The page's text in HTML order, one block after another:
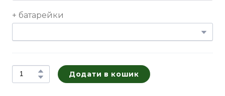
+ батарейки
Додати в кошик